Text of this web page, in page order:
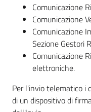
Comunicazione
Comunicazione
Comunicazione
Sezione Gestori
Comunicazione
elettroniche.
Per l'invio telematico i
di un dispositivo di